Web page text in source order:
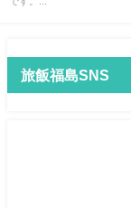
旅飯福島SNS